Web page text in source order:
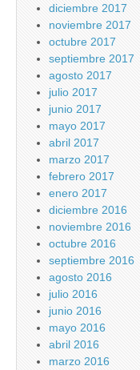
diciembre 2017
noviembre 2017
octubre 2017
septiembre 2017
agosto 2017
julio 2017
junio 2017
mayo 2017
abril 2017
marzo 2017
febrero 2017
enero 2017
diciembre 2016
noviembre 2016
octubre 2016
septiembre 2016
agosto 2016
julio 2016
junio 2016
mayo 2016
abril 2016
marzo 2016